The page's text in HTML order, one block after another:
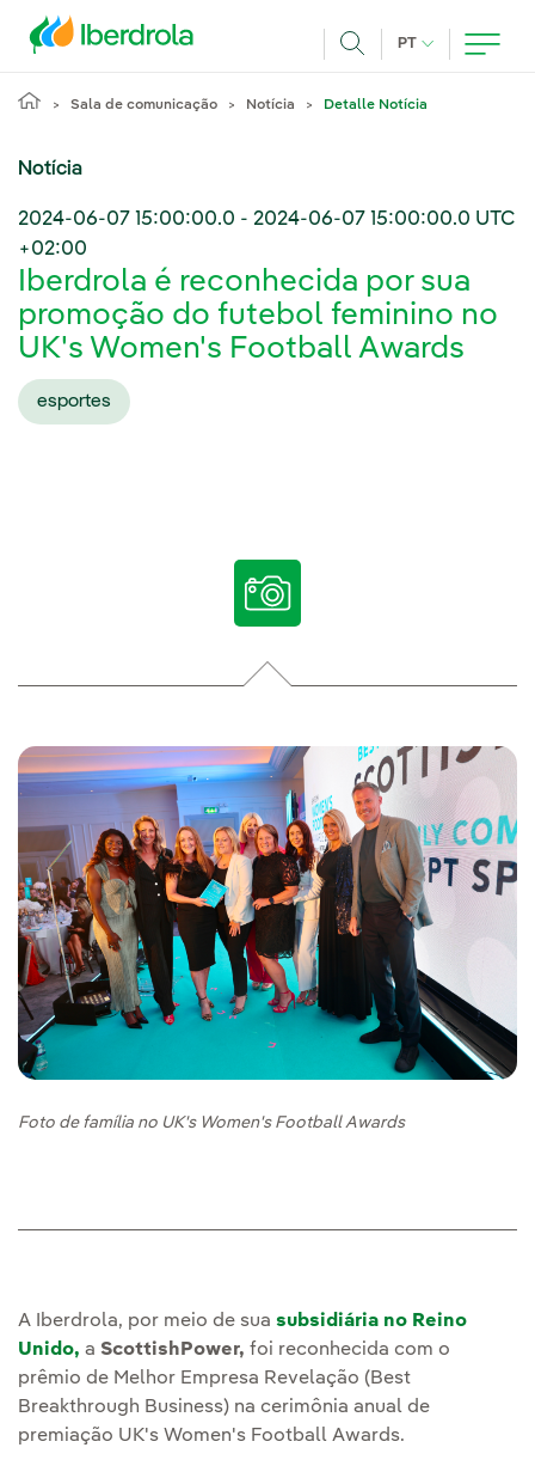
PT IDIOMA ATUAL,
Sala de comunicação Notícia Detalle Notícia
Notícia
2024-06-07 15:00:00.0 - 2024-06-07 15:00:00.0 UTC
+02:00
Iberdrola é reconhecida por sua
promoção do futebol feminino no
UK's Women's Football Awards
esportes
Foto de família no UK's Women's Football Awards
A Iberdrola, por meio de sua subsidiária no Reino
Unido, a ScottishPower, foi reconhecida com o
prêmio de Melhor Empresa Revelação (Best
Breakthrough Business) na cerimônia anual de
premiação UK's Women's Football Awards.